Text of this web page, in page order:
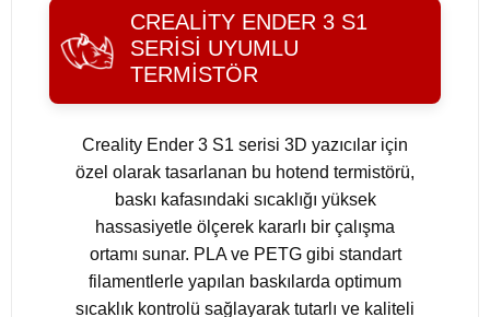
CREALITY ENDER 3 S1
SERISI UYUMLU
TERMISTÖR
Creality Ender 3 S1 serisi 3D yazıcılar için
özel olarak tasarlanan bu hotend termistörü,
baskı kafasındaki sıcaklığı yüksek
hassasiyetle ölçerek kararlı bir çalışma
ortamı sunar. PLA ve PETG gibi standart
filamentlerle yapılan baskılarda optimum
sıcaklık kontrolü sağlayarak tutarlı ve kaliteli